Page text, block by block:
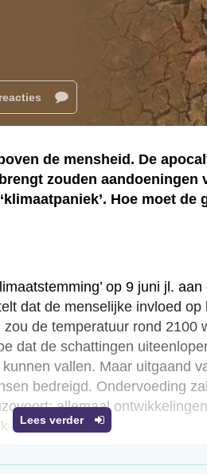
Lees verder
de mensheid. De
zouden aandoeningen
Hoe moet
op 9 juni jl.
dat de menselijke invloed
de temperatuur rond 2100
dat de schattingen
vallen. Maar uitgaand
bedreigd. Ondervoeding
allemaal
zullen zetten.